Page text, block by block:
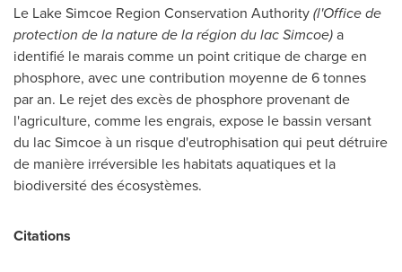
Le Lake Simcoe Region Conservation Authority(l'Office de
protection de la nature de la région du lacSimcoe)a
identifié le marais comme un point critique de charge en
phosphore, avec une contribution moyenne de 6 tonnes
par an. Le rejet des excès de phosphore provenant de
l'agriculture, comme les engrais, expose le bassin versant
du lacSimcoeà un risque d'eutrophisation qui peut détruire
de manière irréversible les habitats aquatiques et la
biodiversité des écosystèmes.
Citations